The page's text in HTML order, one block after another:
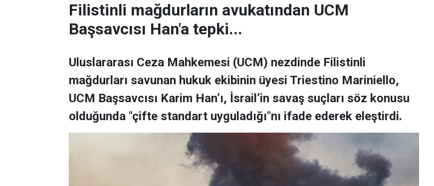
Filistinli mağdurların avukatından UCM
Başsavcısı Han'a tepki...
Uluslararası Ceza Mahkemesi (UCM) nezdinde Filistinli
mağdurları savunan hukuk ekibinin üyesi Triestino Mariniello,
UCM Başsavcısı Karim Han’ı, İsrail’in savaş suçları söz konusu
olduğunda "çifte standart uyguladığı"nı ifade ederek eleştirdi.